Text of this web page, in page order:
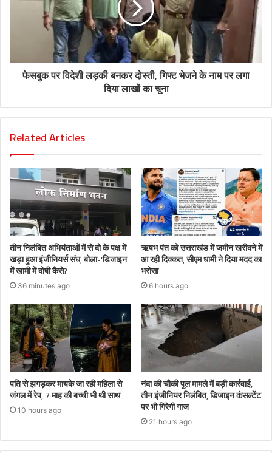
फेसबुक पर विदेशी लड़की बनकर दोस्ती, गिफ्ट भेजने के नाम पर लगा
दिया लाखों का चूना
Related Articles
तीन निलंबित अभियंताओं में से दो के पक्ष में
खड़ा हुआ इंजीनियर्स संघ, बोला-‘डिजाइन
में खामी में दोषी कैसे?
36 minutes ago
ऋषभ पंत को उत्तराखंड में जमीन खरीदने में
आ रही दिक्कत, सीएम धामी ने दिया मदद का
भरोसा
6 hours ago
पति से झगड़कर मायके जा रही महिला से
जंगल में रेप, 7 माह की बच्ची भी थी साथ
10 hours ago
नंदा की चौकी पुल मामले में बड़ी कार्रवाई,
तीन इंजीनियर निलंबित, डिजाइन कंसल्टेंट
पर भी गिरेगी गाज
21 hours ago